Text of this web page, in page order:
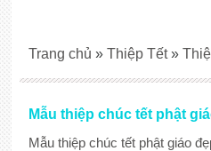
Mẫu thiệp chúc tết phật
Mẫu thiệp chúc tết phật giáo
Trang chủ » Thiệp Tết »